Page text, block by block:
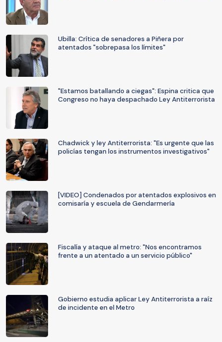
Ubilla: Crítica de senadores a Piñera por
atentados "sobrepasa los límites"
"Estamos batallando a ciegas": Espina critica que
Congreso no haya despachado Ley Antiterrorista
Chadwick y ley Antiterrorista: "Es urgente que las
policías tengan los instrumentos investigativos"
[VIDEO] Condenados por atentados explosivos en
comisaría y escuela de Gendarmería
Fiscalía y ataque al metro: "Nos encontramos
frente a un atentado a un servicio público"
Gobierno estudia aplicar Ley Antiterrorista a raíz
de incidente en el Metro